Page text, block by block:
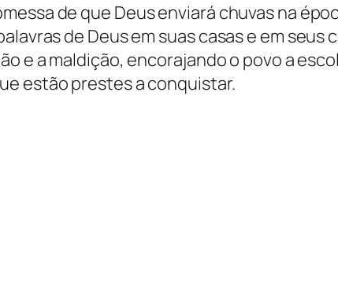
de que Deus enviará chuvas na
de Deus em suas casas e em
e a maldição, encorajando o povo a
estão prestes a conquistar.